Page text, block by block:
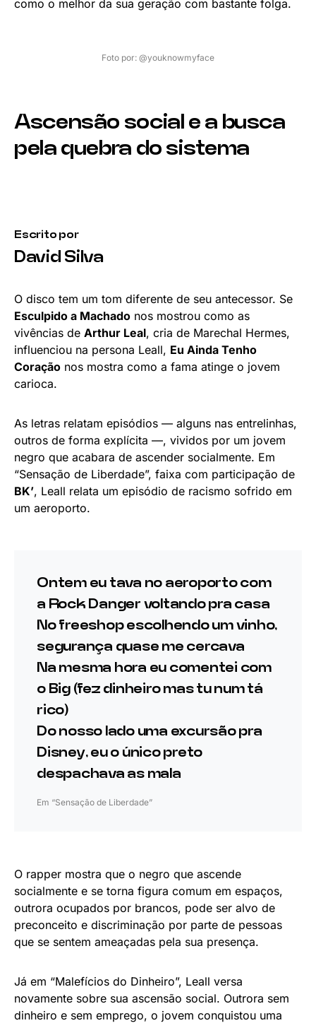
como o melhor da sua geração com bastante folga.
Foto por: @youknowmyface
Ascensão social e a busca
pela quebra do sistema
Escrito por
David Silva
O disco tem um tom diferente de seu antecessor. Se
Esculpido a Machado nos mostrou como as
vivências de Arthur Leal, cria de Marechal Hermes,
influenciou na persona Leall, Eu Ainda Tenho
Coração nos mostra como a fama atinge o jovem
carioca.
As letras relatam episódios — alguns nas entrelinhas,
outros de forma explícita —, vividos por um jovem
negro que acabara de ascender socialmente. Em
“Sensação de Liberdade”, faixa com participação de
BK’, Leall relata um episódio de racismo sofrido em
um aeroporto.
Ontem eu tava no aeroporto com
a Rock Danger voltando pra casa
No freeshop escolhendo um vinho,
segurança quase me cercava
Na mesma hora eu comentei com
o Big (fez dinheiro mas tu num tá
rico)
Do nosso lado uma excursão pra
Disney, eu o único preto
despachava as mala
Em “Sensação de Liberdade”
O rapper mostra que o negro que ascende
socialmente e se torna figura comum em espaços,
outrora ocupados por brancos, pode ser alvo de
preconceito e discriminação por parte de pessoas
que se sentem ameaçadas pela sua presença.
Já em “Malefícios do Dinheiro”, Leall versa
novamente sobre sua ascensão social. Outrora sem
dinheiro e sem emprego, o jovem conquistou uma